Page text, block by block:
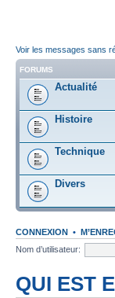
Voir les messages sans
FORUMS
Actualité
Histoire
Technique
Divers
CONNEXION •
Nom d’utilisateur:
QUI EST